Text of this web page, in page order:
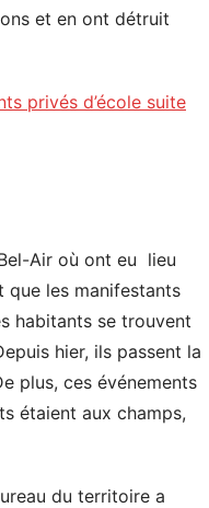
et en ont détruit
privés d’école suite
Air où ont eu lieu
que les manifestants
habitants se trouvent
hier, ils passent la
plus, ces événements
étaient aux champs,
du territoire a